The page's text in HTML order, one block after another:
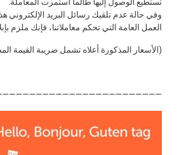
وفي حالة عدم تلقيك رسائل البريد الإلكتروني
العمل العامة التي تحكم معاملاتنا، فإنك ملزم
(الأسعار المذكورة أعلاه تشمل ضريبة القيمة المضافة 13%